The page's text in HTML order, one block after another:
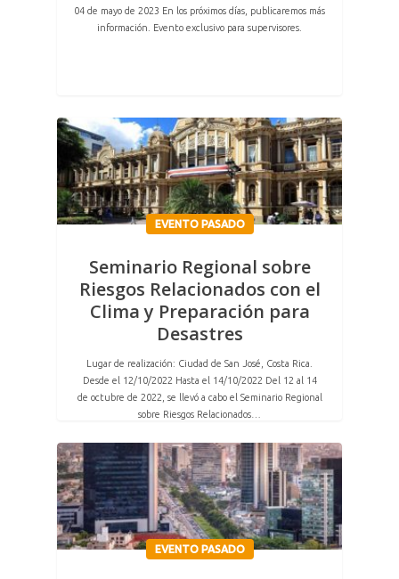
04 de mayo de 2023 En los próximos días, publicaremos más
información. Evento exclusivo para supervisores.
EVENTO PASADO
Seminario Regional sobre
Riesgos Relacionados con el
Clima y Preparación para
Desastres
Lugar de realización: Ciudad de San José, Costa Rica.
Desde el 12/10/2022 Hasta el 14/10/2022 Del 12 al 14
de octubre de 2022, se llevó a cabo el Seminario Regional
sobre Riesgos Relacionados…
EVENTO PASADO